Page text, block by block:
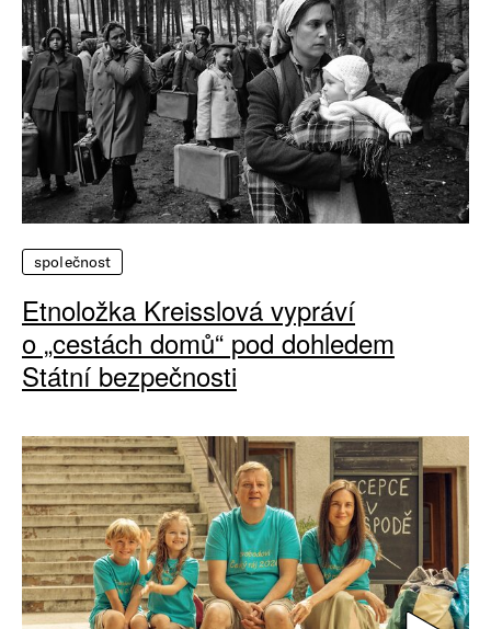
společnost
Etnoložka Kreisslová vypráví
o „cestách domů“ pod dohledem
Státní bezpečnosti